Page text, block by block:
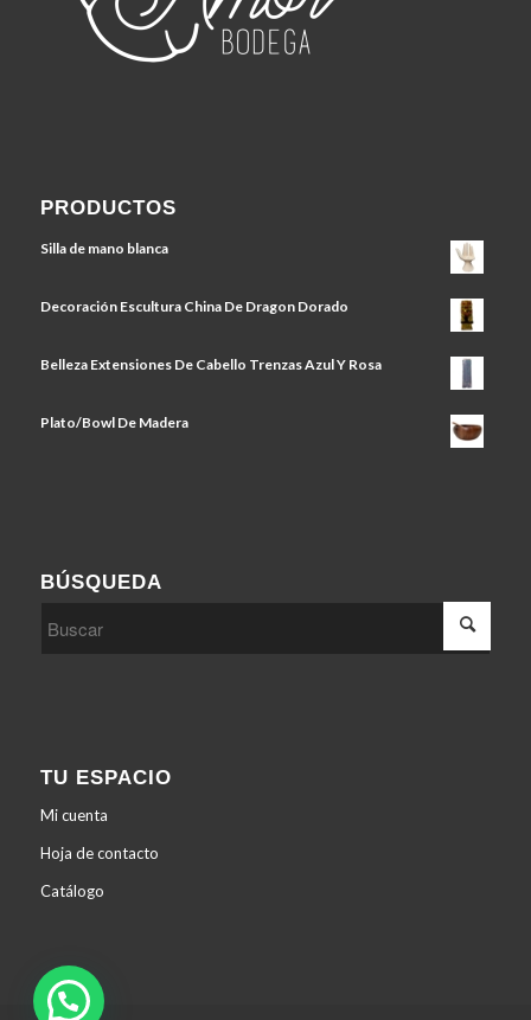
PRODUCTOS
Silla de mano blanca
Decoración Escultura China De Dragon Dorado
Belleza Extensiones De Cabello Trenzas Azul Y Rosa
Plato/Bowl De Madera
BÚSQUEDA
TU ESPACIO
Mi cuenta
Hoja de contacto
Catálogo